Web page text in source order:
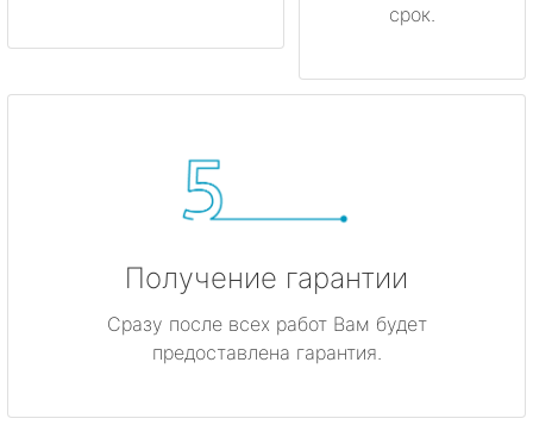
срок.
Получение гарантии
Сразу после всех работ Вам будет
предоставлена гарантия.